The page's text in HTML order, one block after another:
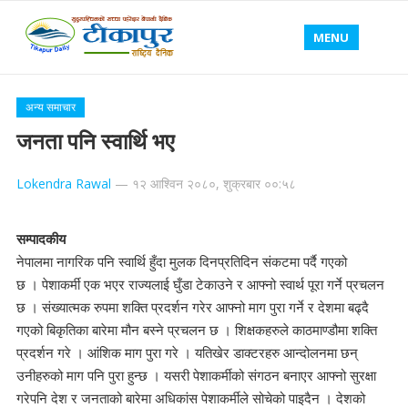
MENU
अन्य समाचार
जनता पनि स्वार्थि भए
Lokendra Rawal — १२ आश्विन २०८०, शुक्रबार ००:५८
सम्पादकीय
नेपालमा नागरिक पनि स्वार्थि हुँदा मुलक दिनप्रतिदिन संकटमा पर्दै गएको
छ । पेशाकर्मी एक भएर राज्यलाई घुँडा टेकाउने र आफ्नो स्वार्थ पूरा गर्ने प्रचलन
छ । संख्यात्मक रुपमा शक्ति प्रदर्शन गरेर आफ्नो माग पुरा गर्ने र देशमा बढ्दै
गएको बिकृतिका बारेमा मौन बस्ने प्रचलन छ । शिक्षकहरुले काठमाण्डौमा शक्ति
प्रदर्शन गरे । आंशिक माग पुरा गरे । यतिखेर डाक्टरहरु आन्दोलनमा छन्
उनीहरुको माग पनि पुरा हुन्छ । यसरी पेशाकर्मीको संगठन बनाएर आफ्नो सुरक्षा
गरेपनि देश र जनताको बारेमा अधिकांस पेशाकर्मीले सोचेको पाइदैन । देशको